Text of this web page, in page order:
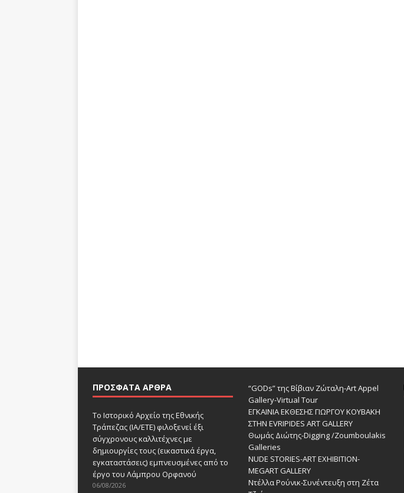
ΠΡΌΣΦΑΤΑ ΆΡΘΡΑ
Το Ιστορικό Αρχείο της Εθνικής
Τράπεζας (ΙΑ/ΕΤΕ) φιλοξενεί έξι
σύγχρονους καλλιτέχνες με
δημιουργίες τους (εικαστικά έργα,
εγκαταστάσεις) εμπνευσμένες από το
έργο του Λάμπρου Ορφανού
06/08/2026
“GODs” της Βίβιαν Ζώταλη-Art Appel
Gallery-Virtual Tour
ΕΓΚΑΙΝΙΑ ΕΚΘΕΣΗΣ ΓΙΩΡΓΟΥ ΚΟΥΒΑΚΗ
ΣΤΗΝ EVRIPIDES ART GALLERY
Θωμάς Διώτης-Digging /Zoumboulakis
Galleries
NUDE STORIES-ΑRT EXHIBITION-
MEGART GALLERY
Ντέλλα Ρούνικ-Συνέντευξη στη Ζέτα